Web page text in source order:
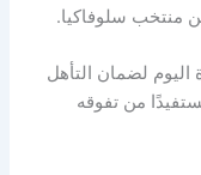
منتخب سلوفاكيا.
اليوم لضمان التأهل
نهائيات كأس العالم 2026، مستفيدًا من تفوقه